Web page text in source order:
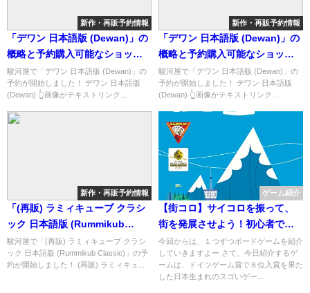
新作・再販予約情報
「デワン 日本語版 (Dewan)」の
概略と予約購入可能なショップ
紹介！
駿河屋で「デワン 日本語版 (Dewan)」の
予約が開始しました！ デワン 日本語版
(Dewan) 👆画像かテキストリンク...
新作・再販予約情報
「デワン 日本語版 (Dewan)」の
概略と予約購入可能なショップ
紹介！
駿河屋で「デワン 日本語版 (Dewan)」の
予約が開始しました！ デワン 日本語版
(Dewan) 👆画像かテキストリンク...
新作・再販予約情報
「(再販) ラミィキューブ クラシ
ック 日本語版 (Rummikub
Classic)」の概略と予約購入可能
なショップ紹介！
駿河屋で「(再販) ラミィキューブ クラシ
ック 日本語版 (Rummikub Classic)」の予
約が開始しました！ (再販) ラミィキュ...
ゲーム紹介
【街コロ】サイコロを振って、
街を発展させよう！初心者でも
盛り上がれるメイドインジャパ
ンのゲーム
今回からは、１つずつボードゲームを紹介
していきますよー さて、今日紹介するゲ
ームは、ドイツゲーム賞で８位入賞を果た
した日本生まれのスゴいゲー...